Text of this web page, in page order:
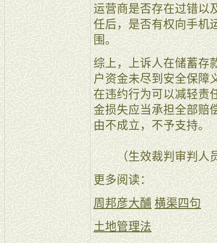
运营商是否存在过错以
任后，是否有权向手机
围。
综上，上诉人在储蓄存
户资金未尽到安全保障
在违约行为可以减轻责
金损失应当承担全部赔
由不成立，不予支持。
（生效裁判审判人员
更多阅读：
周邦彦大酺 横渠四句
土地管理法